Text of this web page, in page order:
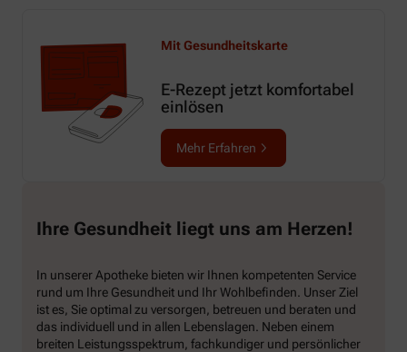
Mit Gesundheitskarte
E-Rezept jetzt komfortabel
einlösen
Mehr Erfahren
Ihre Gesundheit liegt uns am Herzen!
In unserer Apotheke bieten wir Ihnen kompetenten Service
rund um Ihre Gesundheit und Ihr Wohlbefinden. Unser Ziel
ist es, Sie optimal zu versorgen, betreuen und beraten und
das individuell und in allen Lebenslagen. Neben einem
breiten Leistungsspektrum, fachkundiger und persönlicher